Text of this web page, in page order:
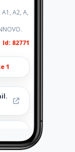
A1, A2, A,
Id: 82771
1